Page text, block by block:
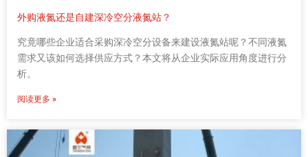
外购液氮还是自建深冷空分液氮站？
究竟哪些企业适合采购深冷空分设备来建设液氮站呢？不同液氮
需求又该如何选择供应方式？本文将从企业实际应用角度进行分
析。
阅读更多 »